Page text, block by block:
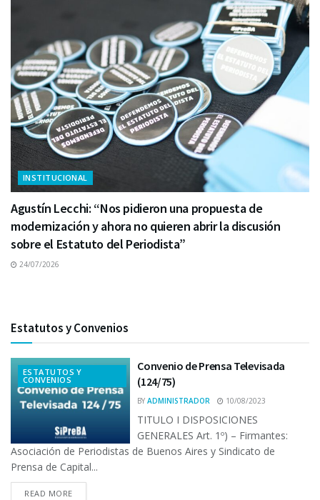
INSTITUCIONAL
Agustín Lecchi: “Nos pidieron una propuesta de
modernización y ahora no quieren abrir la discusión
sobre el Estatuto del Periodista”
24/07/2026
Estatutos y Convenios
ESTATUTOS Y
CONVENIOS
Convenio de Prensa Televisada
(124/75)
BY ADMINISTRADOR 10/08/2023
TITULO I DISPOSICIONES
GENERALES Art. 1º) – Firmantes:
Asociación de Periodistas de Buenos Aires y Sindicato de
Prensa de Capital...
READ MORE